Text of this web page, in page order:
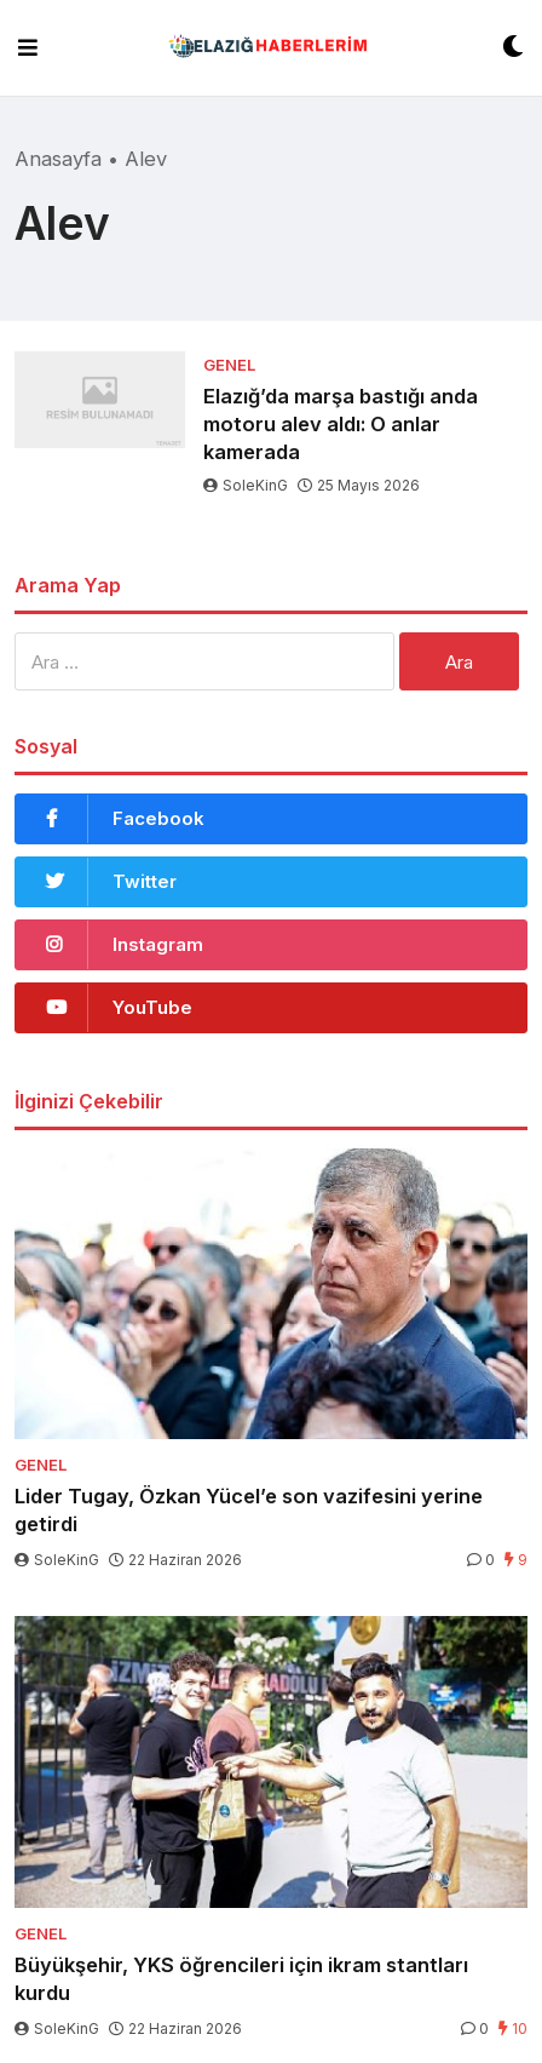
content
Anasayfa • Alev
Alev
GENEL
Elazığ’da marşa bastığı anda
motoru alev aldı: O anlar
kamerada
SoleKinG 25 Mayıs 2026
Arama Yap
Sosyal
Facebook
Twitter
Instagram
YouTube
İlginizi Çekebilir
GENEL
Lider Tugay, Özkan Yücel’e son vazifesini yerine
getirdi
SoleKinG 22 Haziran 2026 0 9
GENEL
Büyükşehir, YKS öğrencileri için ikram stantları
kurdu
SoleKinG 22 Haziran 2026 0 10